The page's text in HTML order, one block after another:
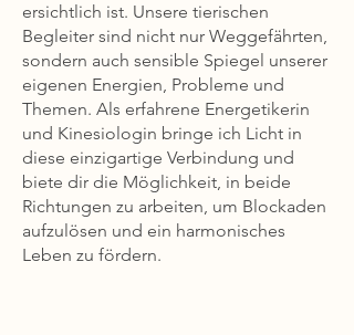
ersichtlich ist. Unsere tierischen
Begleiter sind nicht nur Weggefährten,
sondern auch sensible Spiegel unserer
eigenen Energien, Probleme und
Themen. Als erfahrene Energetikerin
und Kinesiologin bringe ich Licht in
diese einzigartige Verbindung und
biete dir die Möglichkeit, in beide
Richtungen zu arbeiten, um Blockaden
aufzulösen und ein harmonisches
Leben zu fördern.